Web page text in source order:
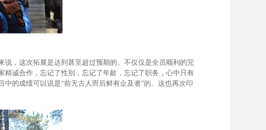
，这次拓展是达到甚至超过预期的。不仅仅是全员顺利的完
诚合作，忘记了性别，忘记了年龄，忘记了职务，心中只有
的成绩可以说是“前无古人而后鲜有企及者”的。这也再次印